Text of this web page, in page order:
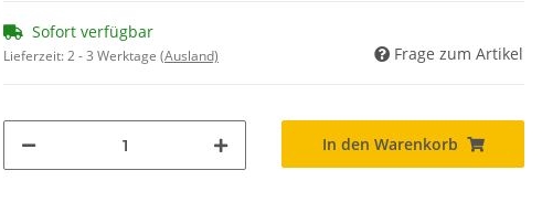
Sofort verfügbar
Lieferzeit:2 - 3 Werktage (Ausland) Frage zum Artikel
In den Warenkorb